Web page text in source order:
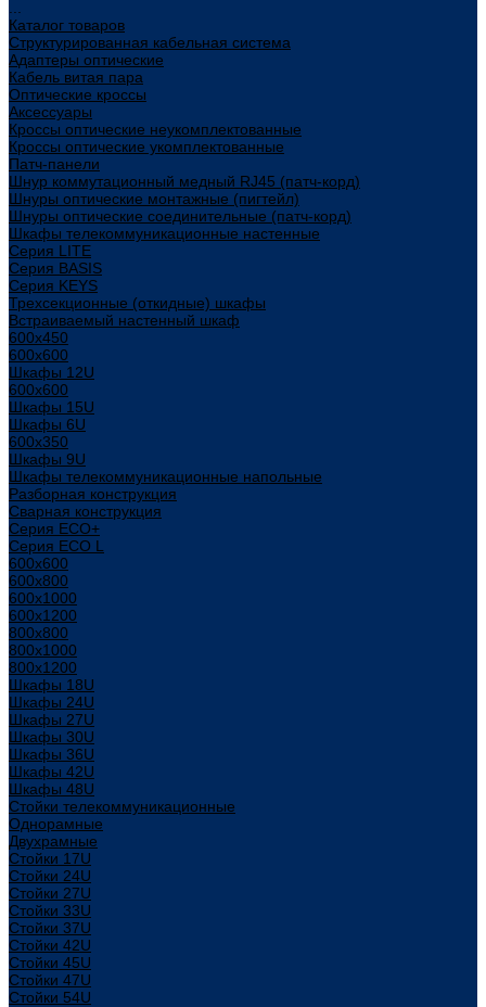
Каталог товаров
Структурированная кабельная система
Адаптеры оптические
Кабель витая пара
Оптические кроссы
Аксессуары
Кроссы оптические неукомплектованные
Кроссы оптические укомплектованные
Патч-панели
Шнур коммутационный медный RJ45 (патч-корд)
Шнуры оптические монтажные (пигтейл)
Шнуры оптические соединительные (патч-корд)
Шкафы телекоммуникационные настенные
Cерия LITE
Cерия BASIS
Cерия KEYS
Трехсекционные (откидные) шкафы
Встраиваемый настенный шкаф
600x450
600x600
Шкафы 12U
600x600
Шкафы 15U
Шкафы 6U
600x350
Шкафы 9U
Шкафы телекоммуникационные напольные
Разборная конструкция
Сварная конструкция
Серия ECO+
Серия ECO L
600x600
600x800
600х1000
600х1200
800x800
800х1000
800х1200
Шкафы 18U
Шкафы 24U
Шкафы 27U
Шкафы 30U
Шкафы 36U
Шкафы 42U
Шкафы 48U
Стойки телекоммуникационные
Однорамные
Двухрамные
Стойки 17U
Стойки 24U
Стойки 27U
Стойки 33U
Стойки 37U
Стойки 42U
Стойки 45U
Стойки 47U
Стойки 54U